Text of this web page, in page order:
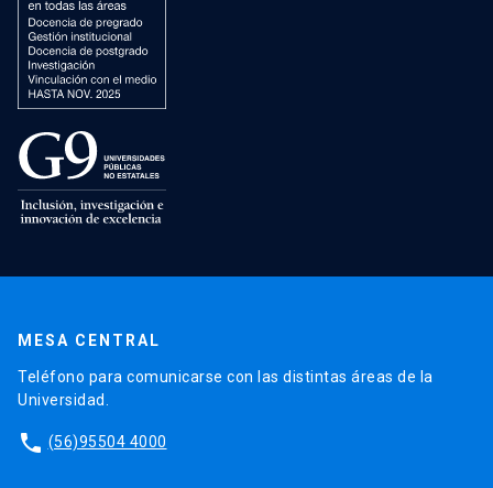
MESA CENTRAL
Teléfono para comunicarse con las distintas áreas de la
Universidad.
phone (56)95504 4000